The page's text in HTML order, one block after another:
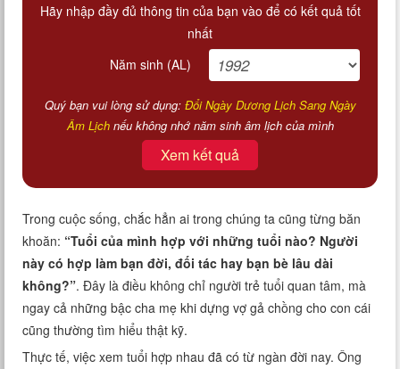
Hãy nhập đầy đủ thông tin của bạn vào để có kết quả tốt
nhất
Năm sinh (AL)
Quý bạn vui lòng sử dụng: Đổi Ngày Dương Lịch Sang Ngày
Âm Lịchnếu không nhớ năm sinh âm lịch của mình
Xem kết quả
Trong cuộc sống, chắc hẳn ai trong chúng ta cũng từng băn
khoăn: “Tuổi của mình hợp với những tuổi nào? Người
này có hợp làm bạn đời, đối tác hay bạn bè lâu dài
không?”. Đây là điều không chỉ người trẻ tuổi quan tâm, mà
ngay cả những bậc cha mẹ khi dựng vợ gả chồng cho con cái
cũng thường tìm hiểu thật kỹ.
Thực tế, việc xem tuổi hợp nhau đã có từ ngàn đời nay. Ông